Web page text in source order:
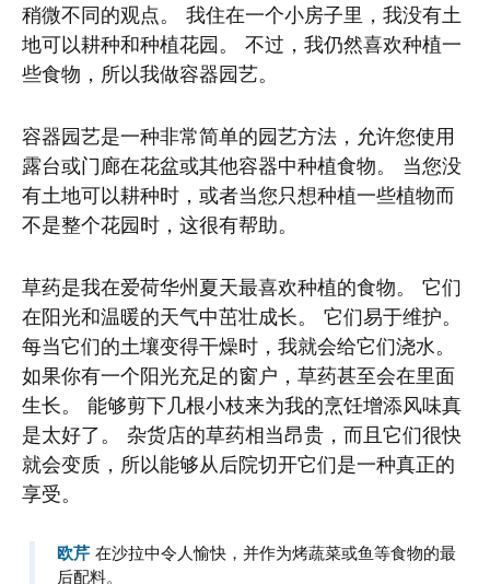
稍微不同的观点。 我住在一个小房子里，我没有土
地可以耕种和种植花园。 不过，我仍然喜欢种植一
些食物，所以我做容器园艺。
容器园艺是一种非常简单的园艺方法，允许您使用
露台或门廊在花盆或其他容器中种植食物。 当您没
有土地可以耕种时，或者当您只想种植一些植物而
不是整个花园时，这很有帮助。
草药是我在爱荷华州夏天最喜欢种植的食物。 它们
在阳光和温暖的天气中茁壮成长。 它们易于维护。
每当它们的土壤变得干燥时，我就会给它们浇水。
如果你有一个阳光充足的窗户，草药甚至会在里面
生长。 能够剪下几根小枝来为我的烹饪增添风味真
是太好了。 杂货店的草药相当昂贵，而且它们很快
就会变质，所以能够从后院切开它们是一种真正的
享受。
欧芹 在沙拉中令人愉快，并作为烤蔬菜或鱼等食物的最
后配料。